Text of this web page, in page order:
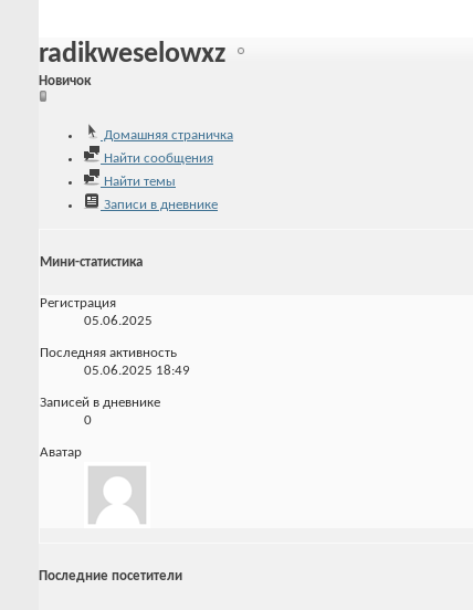
radikweselowxz
Новичок
Домашняя страничка
Найти сообщения
Найти темы
Записи в дневнике
Мини-статистика
Регистрация
05.06.2025
Последняя активность
05.06.2025 18:49
Записей в дневнике
0
Аватар
Последние посетители